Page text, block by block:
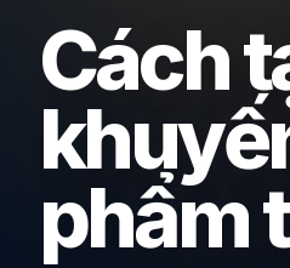
Cách
phẩm